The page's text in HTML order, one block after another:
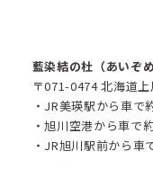
藍染結の杜（あいぞ
〒071-0474 北海道上
・JR美瑛駅から車
・旭川空港から車で
・JR旭川駅前から車